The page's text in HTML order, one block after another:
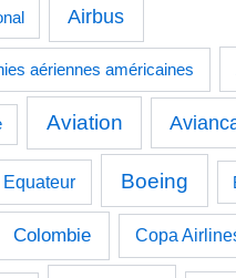
Airbus
aériennes américaines
Aviation
Boeing
Colombie Copa